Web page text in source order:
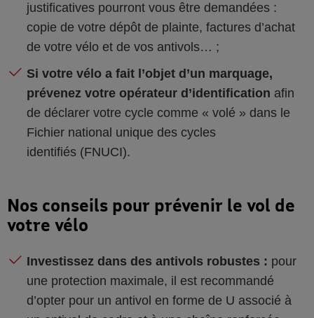
justificatives pourront vous être demandées :
copie de votre dépôt de plainte, factures d’achat
de votre vélo et de vos antivols… ;
Si votre vélo a fait l’objet d’un marquage,
prévenez votre opérateur d’identification afin
de déclarer votre cycle comme « volé » dans le
Fichier national unique des cycles
identifiés (FNUCI).
Nos conseils pour prévenir le vol de
votre vélo
Investissez dans des antivols robustes : pour
une protection maximale, il est recommandé
d’opter pour un antivol en forme de U associé à